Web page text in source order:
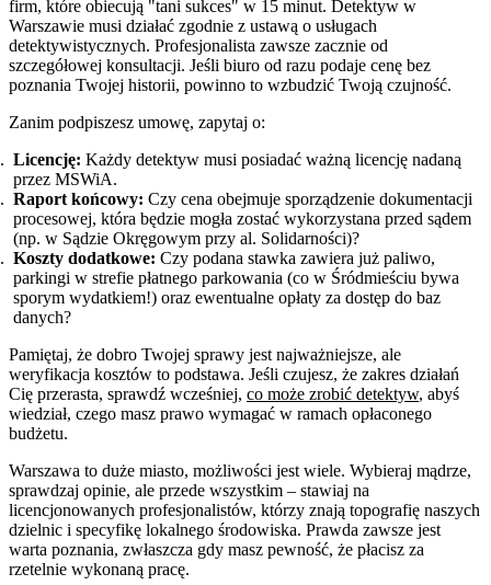
firm, które obiecują "tani sukces" w 15 minut. Detektyw w
Warszawie musi działać zgodnie z ustawą o usługach
detektywistycznych. Profesjonalista zawsze zacznie od
szczegółowej konsultacji. Jeśli biuro od razu podaje cenę bez
poznania Twojej historii, powinno to wzbudzić Twoją czujność.
Zanim podpiszesz umowę, zapytaj o:
Licencję: Każdy detektyw musi posiadać ważną licencję nadaną
przez MSWiA.
Raport końcowy: Czy cena obejmuje sporządzenie dokumentacji
procesowej, która będzie mogła zostać wykorzystana przed sądem
(np. w Sądzie Okręgowym przy al. Solidarności)?
Koszty dodatkowe: Czy podana stawka zawiera już paliwo,
parkingi w strefie płatnego parkowania (co w Śródmieściu bywa
sporym wydatkiem!) oraz ewentualne opłaty za dostęp do baz
danych?
Pamiętaj, że dobro Twojej sprawy jest najważniejsze, ale
weryfikacja kosztów to podstawa. Jeśli czujesz, że zakres działań
Cię przerasta, sprawdź wcześniej, co może zrobić detektyw, abyś
wiedział, czego masz prawo wymagać w ramach opłaconego
budżetu.
Warszawa to duże miasto, możliwości jest wiele. Wybieraj mądrze,
sprawdzaj opinie, ale przede wszystkim – stawiaj na
licencjonowanych profesjonalistów, którzy znają topografię naszych
dzielnic i specyfikę lokalnego środowiska. Prawda zawsze jest
warta poznania, zwłaszcza gdy masz pewność, że płacisz za
rzetelnie wykonaną pracę.